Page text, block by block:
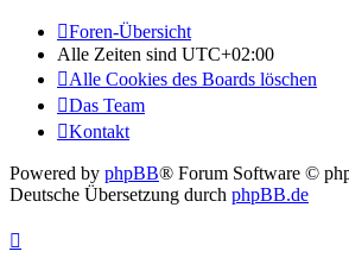
Foren-Übersicht
Alle Zeiten sind UTC+02:00
Alle Cookies des Boards löschen
Das Team
Kontakt
Powered by phpBB® Forum Software ©
Deutsche Übersetzung durch phpBB.de